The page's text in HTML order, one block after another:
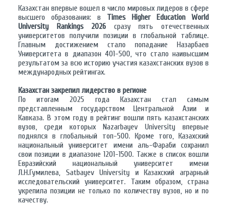
Казахстан впервые вошел в число мировых лидеров в сфере
высшего образования: в Times Higher Education World
University Rankings 2026 сразу пять отечественных
университетов получили позиции в глобальной таблице.
Главным достижением стало попадание Назарбаев
Университета в диапазон 401-500, что стало наивысшим
результатом за всю историю участия казахстанских вузов в
международных рейтингах.
Казахстан закрепил лидерство в регионе
По итогам 2025 года Казахстан стал самым
представленным государством Центральной Азии и
Кавказа. В этом году в рейтинг вошли пять казахстанских
вузов, среди которых Nazarbayev University впервые
поднялся в глобальный топ-500. Кроме того, Казахский
национальный университет имени аль-Фараби сохранил
свои позиции в диапазоне 1201-1500. Также в список вошли
Евразийский национальный университет имени
Л.Н.Гумилева, Satbayev University и Казахский аграрный
исследовательский университет. Таким образом, страна
укрепила позиции не только по количеству вузов, но и по
качеству.